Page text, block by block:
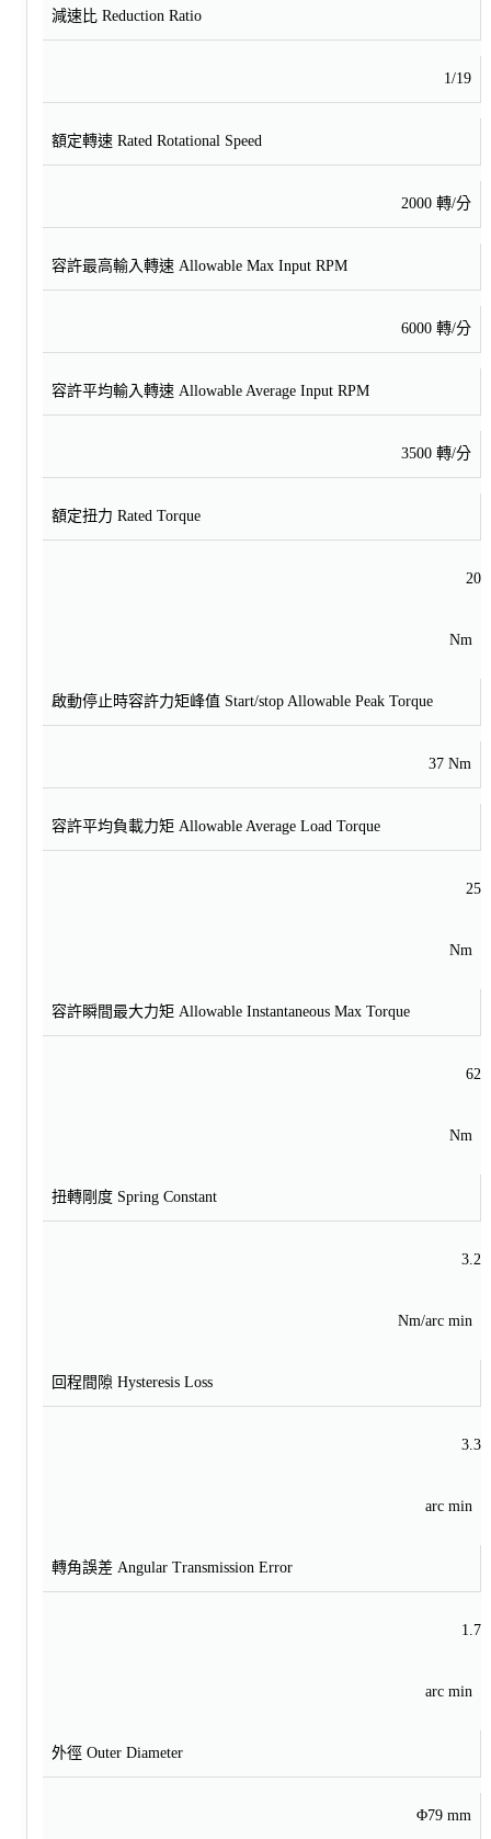
減速比 Reduction Ratio
1/19
額定轉速 Rated Rotational Speed
2000 轉/分
容許最高輸入轉速 Allowable Max Input RPM
6000 轉/分
容許平均輸入轉速 Allowable Average Input RPM
3500 轉/分
額定扭力 Rated Torque
20
Nm
啟動停止時容許力矩峰值 Start/stop Allowable Peak Torque
37 Nm
容許平均負載力矩 Allowable Average Load Torque
25
Nm
容許瞬間最大力矩 Allowable Instantaneous Max Torque
62
Nm
扭轉剛度 Spring Constant
3.2
Nm/arc min
回程間隙 Hysteresis Loss
3.3
arc min
轉角誤差 Angular Transmission Error
1.7
arc min
外徑 Outer Diameter
Φ79 mm